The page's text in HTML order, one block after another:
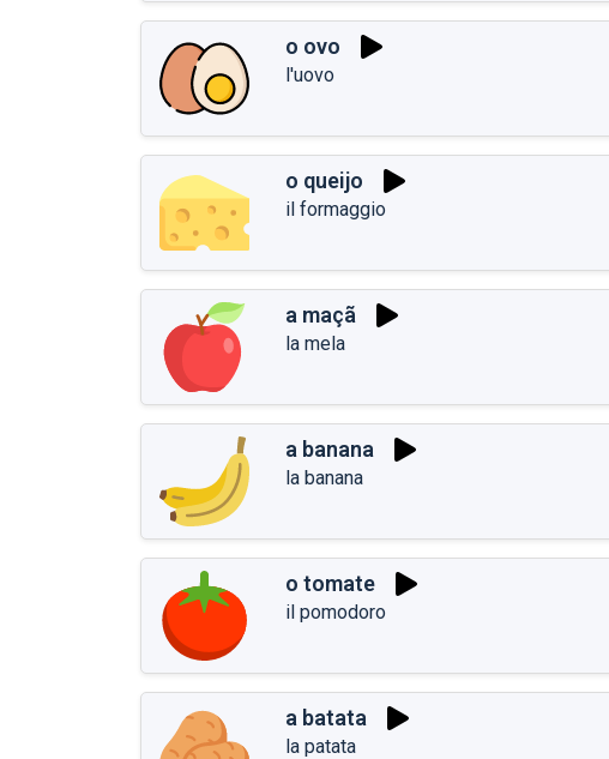
o ovo
l'uovo
o queijo
il formaggio
a maçã
la mela
a banana
la banana
o tomate
il pomodoro
a batata
la patata